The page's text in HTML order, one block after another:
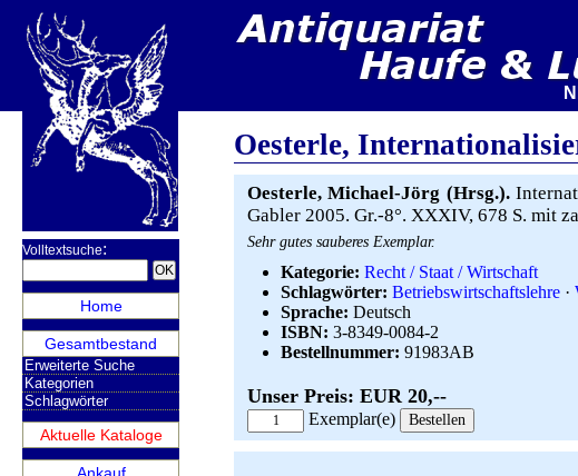
Volltextsuche:
Home
Gesamtbestand
Erweiterte Suche
Kategorien
Schlagwörter
Aktuelle Kataloge
Oesterle,
Oesterle, Michael-Jörg (Hrsg.).
Gabler 2005. Gr.-8°. XXXIV, 678 S. mit
Sehr gutes sauberes Exemplar.
Kategorie: Recht / Staat / Wirtschaft
Schlagwörter: Betriebswirtschaftslehre ·
Sprache: Deutsch
ISBN: 3-8349-0084-2
Bestellnummer: 91983AB
Unser Preis: EUR 20,--
Exemplar(e)